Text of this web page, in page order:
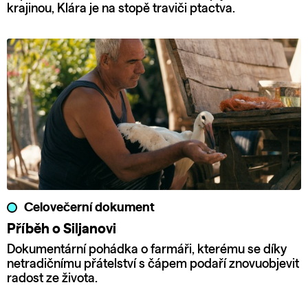
krajinou, Klára je na stopě traviči ptactva.
Celovečerní dokument
Příběh o Siljanovi
Dokumentární pohádka o farmáři, kterému se díky
netradičnímu přátelství s čápem podaří znovuobjevit
radost ze života.